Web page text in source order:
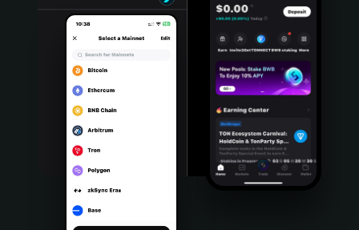
Português (Portugal)
Bahasa Indonesia
Português (Brasil)